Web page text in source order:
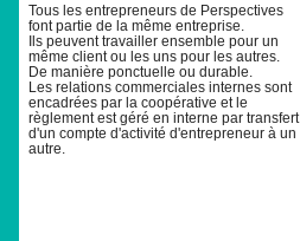
Tous les entrepreneurs de Perspectives
font partie de la même entreprise.
Ils peuvent travailler ensemble pour un
même client ou les uns pour les autres.
De manière ponctuelle ou durable.
Les relations commerciales internes sont
encadrées par la coopérative et le
règlement est géré en interne par transfert
d'un compte d'activité d'entrepreneur à un
autre.